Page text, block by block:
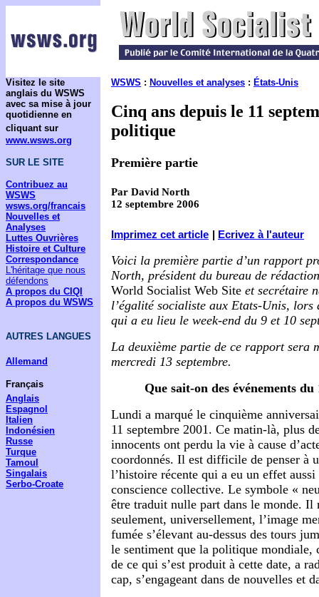
Visitez le site
anglais du WSWS
avec sa mise à jour
quotidienne en
cliquant sur
www.wsws.org
SUR LE SITE
Contribuez au
WSWS
wsws.org/francais
Nouvelles et
Analyses
Luttes Ouvrières
Histoire et Culture
Correspondance
L'héritage que nous
défendons
A propos du CIQI
A propos du WSWS
AUTRES LANGUES
Allemand
Français
Anglais
Espagnol
Italien
Indonésien
Russe
Turque
Tamoul
Singalais
Serbo-Croate
WSWS : Nouvelles et analyses : États-Unis
Cinq ans depuis le 11
politique
Première partie
Par David North
12 septembre 2006
Imprimez cet article | Ecrivez à l'auteur
Voici la première partie d’un rapport
North, président du bureau de
World Socialist Web Site et secrétaire
l’égalité socialiste aux Etats-Unis, lors
qui a eu lieu le week-end du 9 et 10
La deuxième partie de ce rapport sera
mercredi 13 septembre.
Que sait-on des événements du
Lundi a marqué le cinquième
11 septembre 2001. Ce matin-là, plus
innocents ont perdu la vie à cause
coordonnés. Il est difficile de penser à
l’histoire récente qui a eu un effet
conscience collective. Le symbole «
être traduit nulle part dans le monde. Il
seulement, universellement, l’image
fumée s’élevant au-dessus des tours
le sentiment que la politique mondiale,
de ce qui s’est produit à cette date, a
cap, s’engageant dans de nouvelles et